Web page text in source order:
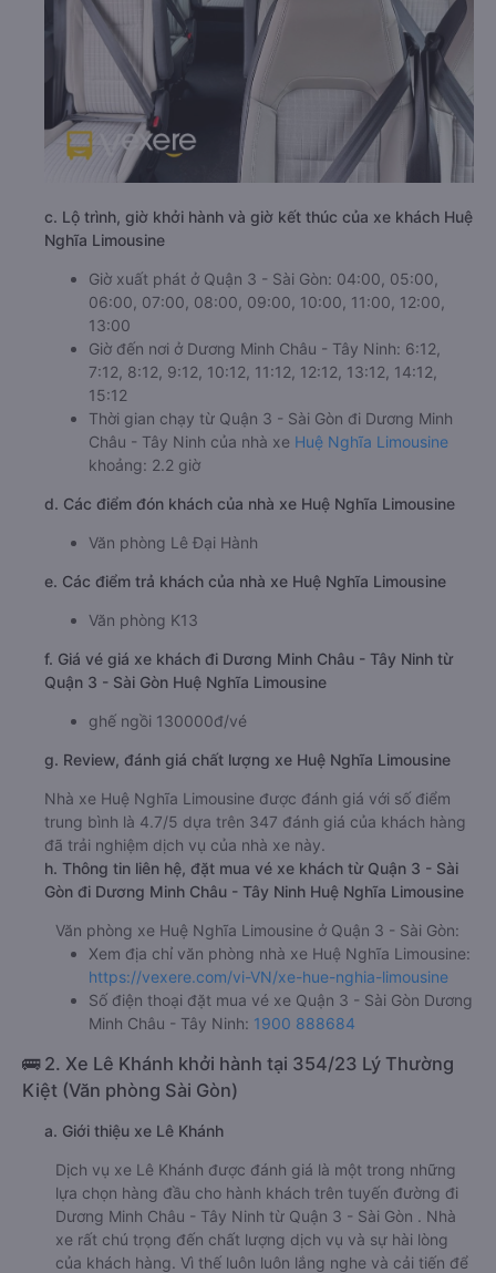
c. Lộ trình, giờ khởi hành và giờ kết thúc của xe khách Huệ
Nghĩa Limousine
Giờ xuất phát ở Quận 3 - Sài Gòn: 04:00, 05:00,
06:00, 07:00, 08:00, 09:00, 10:00, 11:00, 12:00,
13:00
Giờ đến nơi ở Dương Minh Châu - Tây Ninh: 6:12,
7:12, 8:12, 9:12, 10:12, 11:12, 12:12, 13:12, 14:12,
15:12
Thời gian chạy từ Quận 3 - Sài Gòn đi Dương Minh
Châu - Tây Ninh của nhà xe Huệ Nghĩa Limousine
khoảng: 2.2 giờ
d. Các điểm đón khách của nhà xe Huệ Nghĩa Limousine
Văn phòng Lê Đại Hành
e. Các điểm trả khách của nhà xe Huệ Nghĩa Limousine
Văn phòng K13
f. Giá vé giá xe khách đi Dương Minh Châu - Tây Ninh từ
Quận 3 - Sài Gòn Huệ Nghĩa Limousine
ghế ngồi 130000đ/vé
g. Review, đánh giá chất lượng xe Huệ Nghĩa Limousine
Nhà xe Huệ Nghĩa Limousine được đánh giá với số điểm
trung bình là 4.7/5 dựa trên 347 đánh giá của khách hàng
đã trải nghiệm dịch vụ của nhà xe này.
h. Thông tin liên hệ, đặt mua vé xe khách từ Quận 3 - Sài
Gòn đi Dương Minh Châu - Tây Ninh Huệ Nghĩa Limousine
Văn phòng xe Huệ Nghĩa Limousine ở Quận 3 - Sài Gòn:
Xem địa chỉ văn phòng nhà xe Huệ Nghĩa Limousine:
https://vexere.com/vi-VN/xe-hue-nghia-limousine
Số điện thoại đặt mua vé xe Quận 3 - Sài Gòn Dương
Minh Châu - Tây Ninh: 1900 888684
🚌 2. Xe Lê Khánh khởi hành tại 354/23 Lý Thường
Kiệt (Văn phòng Sài Gòn)
a. Giới thiệu xe Lê Khánh
Dịch vụ xe Lê Khánh được đánh giá là một trong những
lựa chọn hàng đầu cho hành khách trên tuyến đường đi
Dương Minh Châu - Tây Ninh từ Quận 3 - Sài Gòn . Nhà
xe rất chú trọng đến chất lượng dịch vụ và sự hài lòng
của khách hàng. Vì thế luôn luôn lắng nghe và cải tiến để